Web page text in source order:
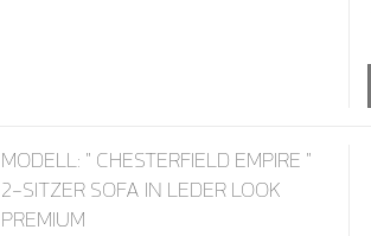
MODELL: " CHESTERFIELD EMPIRE "
2-SITZER SOFA IN LEDER LOOK
PREMIUM